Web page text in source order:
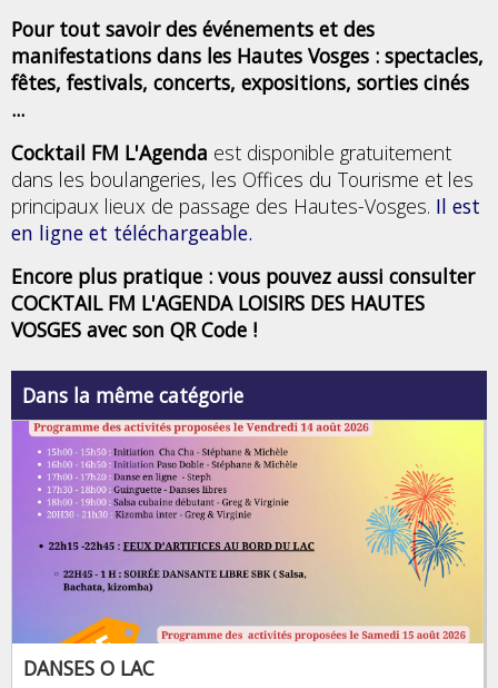
Pour tout savoir des événements et des
manifestations dans les Hautes Vosges : spectacles,
fêtes, festivals, concerts, expositions, sorties cinés
...
Cocktail FM L'Agenda est disponible gratuitement
dans les boulangeries, les Offices du Tourisme et les
principaux lieux de passage des Hautes-Vosges. Il est
en ligne et téléchargeable.
Encore plus pratique : vous pouvez aussi consulter
COCKTAIL FM L'AGENDA LOISIRS DES HAUTES
VOSGES avec son QR Code !
Dans la même catégorie
DANSES O LAC